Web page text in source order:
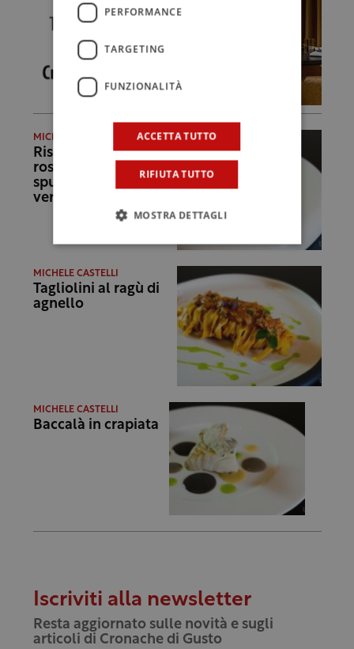
MICHELE CASTELLI
Risotto alla rapa
rossa, taleggio,
spugnole e salsa
verde
MICHELE CASTELLI
Tagliolini al ragù di
agnello
MICHELE CASTELLI
Baccalà in crapiata
Iscriviti alla newsletter
Resta aggiornato sulle novità e sugli
articoli di Cronache di Gusto
PERFORMANCE
TARGETING
FUNZIONALITÀ
ACCETTA TUTTO
RIFIUTA TUTTO
MOSTRA DETTAGLI